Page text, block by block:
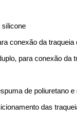
silicone
conexão da traqueia
para conexão da
de poliuretano
das